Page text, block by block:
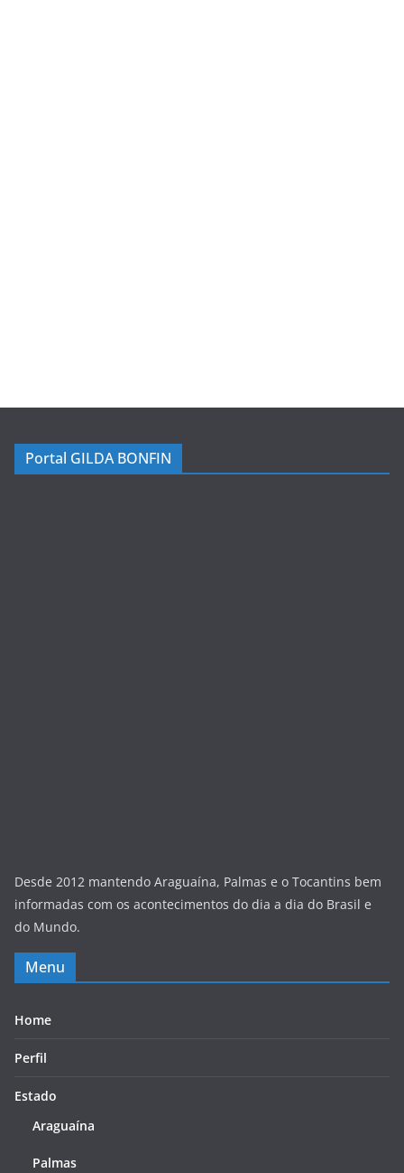
Portal GILDA BONFIN
Desde 2012 mantendo Araguaína, Palmas e o Tocantins bem
informadas com os acontecimentos do dia a dia do Brasil e
do Mundo.
Menu
Home
Perfil
Estado
Araguaína
Palmas